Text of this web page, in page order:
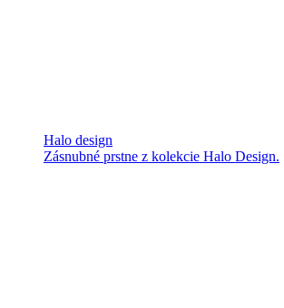
Halo design
Zásnubné prstne z kolekcie Halo Design.